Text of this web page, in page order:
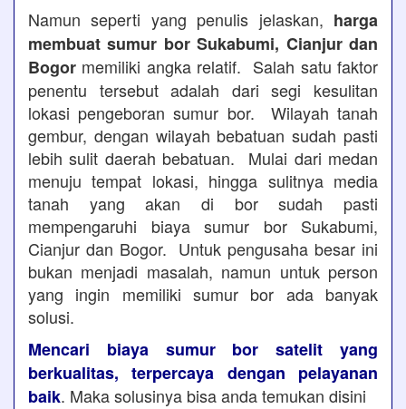
Namun seperti yang penulis jelaskan, harga
membuat sumur bor Sukabumi, Cianjur dan
Bogor memiliki angka relatif. Salah satu faktor
penentu tersebut adalah dari segi kesulitan
lokasi pengeboran sumur bor. Wilayah tanah
gembur, dengan wilayah bebatuan sudah pasti
lebih sulit daerah bebatuan. Mulai dari medan
menuju tempat lokasi, hingga sulitnya media
tanah yang akan di bor sudah pasti
mempengaruhi biaya sumur bor Sukabumi,
Cianjur dan Bogor. Untuk pengusaha besar ini
bukan menjadi masalah, namun untuk person
yang ingin memiliki sumur bor ada banyak
solusi.
Mencari biaya sumur bor satelit yang
berkualitas, terpercaya dengan pelayanan
baik. Maka solusinya bisa anda temukan disini